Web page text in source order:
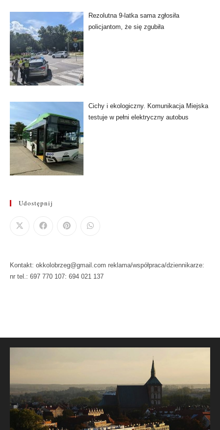
Rezolutna 9-latka sama zgłosiła
policjantom, że się zgubiła
Cichy i ekologiczny. Komunikacja Miejska
testuje w pełni elektryczny autobus
Udostępnij
Kontakt: okkolobrzeg@gmail.com reklama/współpraca/dziennikarze:
nr tel.: 697 770 107: 694 021 137